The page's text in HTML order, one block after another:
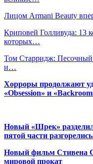
Лицом Armani Beauty
Криповей Голливуда: 13
которых…
Том Старридж: Песочный
и…
Хорроры продолжают
«Obsession» и
Новый «Шрек»
пятой части
Новый фильм Стивена
мировой прокат